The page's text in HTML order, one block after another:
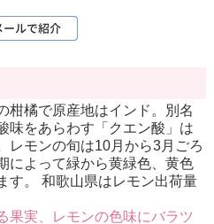
柑橘で原産地はインド。別名
味をあらわす「クエン酸」は
レモンの旬は10月から3月ごろ
によって緑から黄緑色、黄色
す。 和歌山県はレモン出荷量
実、レモンの色味にバラツ